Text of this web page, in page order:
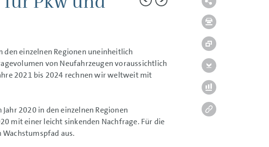
einzelnen Regionen uneinheitlich
von Neufahrzeugen voraussichtlich
2021 bis 2024 rechnen wir weltweit mit
2020 in den einzelnen Regionen
mit einer leicht sinkenden Nachfrage. Für die
Wachstumspfad aus.